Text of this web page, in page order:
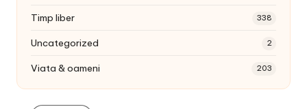
Timp liber 338
Uncategorized 2
Viata & oameni 203